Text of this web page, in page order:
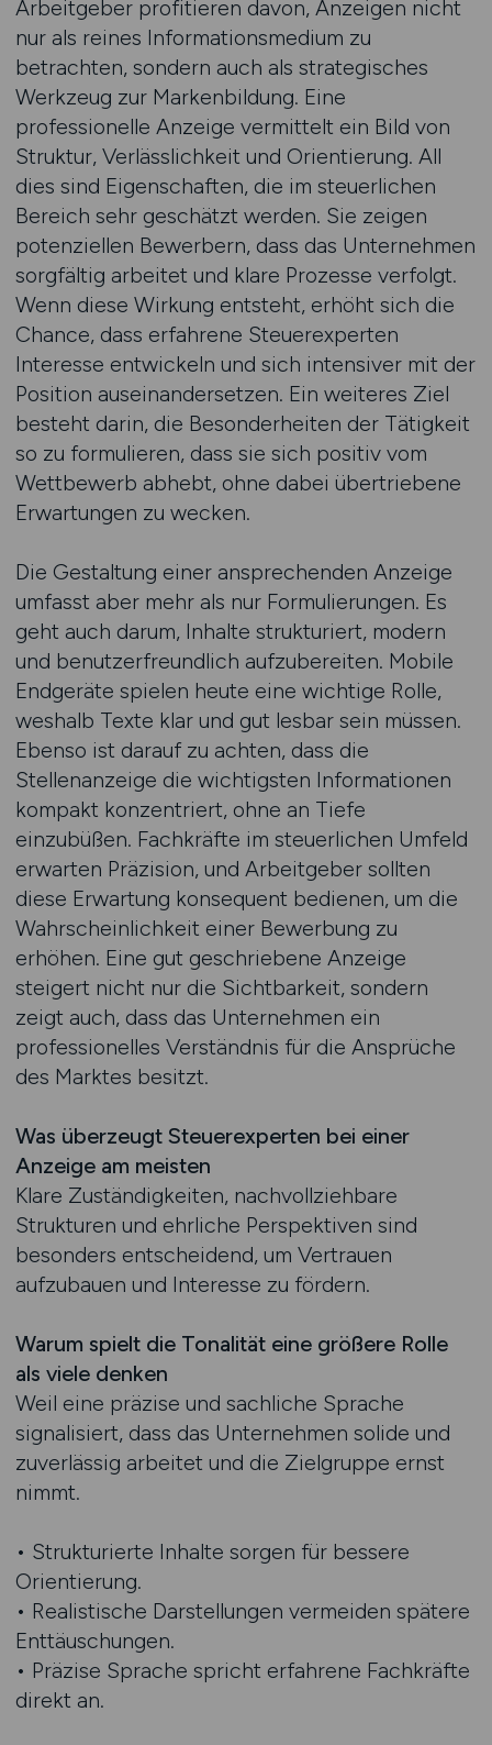
Arbeitgeber profitieren davon, Anzeigen nicht
nur als reines Informationsmedium zu
betrachten, sondern auch als strategisches
Werkzeug zur Markenbildung. Eine
professionelle Anzeige vermittelt ein Bild von
Struktur, Verlässlichkeit und Orientierung. All
dies sind Eigenschaften, die im steuerlichen
Bereich sehr geschätzt werden. Sie zeigen
potenziellen Bewerbern, dass das Unternehmen
sorgfältig arbeitet und klare Prozesse verfolgt.
Wenn diese Wirkung entsteht, erhöht sich die
Chance, dass erfahrene Steuerexperten
Interesse entwickeln und sich intensiver mit der
Position auseinandersetzen. Ein weiteres Ziel
besteht darin, die Besonderheiten der Tätigkeit
so zu formulieren, dass sie sich positiv vom
Wettbewerb abhebt, ohne dabei übertriebene
Erwartungen zu wecken.
Die Gestaltung einer ansprechenden Anzeige
umfasst aber mehr als nur Formulierungen. Es
geht auch darum, Inhalte strukturiert, modern
und benutzerfreundlich aufzubereiten. Mobile
Endgeräte spielen heute eine wichtige Rolle,
weshalb Texte klar und gut lesbar sein müssen.
Ebenso ist darauf zu achten, dass die
Stellenanzeige die wichtigsten Informationen
kompakt konzentriert, ohne an Tiefe
einzubüßen. Fachkräfte im steuerlichen Umfeld
erwarten Präzision, und Arbeitgeber sollten
diese Erwartung konsequent bedienen, um die
Wahrscheinlichkeit einer Bewerbung zu
erhöhen. Eine gut geschriebene Anzeige
steigert nicht nur die Sichtbarkeit, sondern
zeigt auch, dass das Unternehmen ein
professionelles Verständnis für die Ansprüche
des Marktes besitzt.
Was überzeugt Steuerexperten bei einer
Anzeige am meisten
Klare Zuständigkeiten, nachvollziehbare
Strukturen und ehrliche Perspektiven sind
besonders entscheidend, um Vertrauen
aufzubauen und Interesse zu fördern.
Warum spielt die Tonalität eine größere Rolle
als viele denken
Weil eine präzise und sachliche Sprache
signalisiert, dass das Unternehmen solide und
zuverlässig arbeitet und die Zielgruppe ernst
nimmt.
• Strukturierte Inhalte sorgen für bessere
Orientierung.
• Realistische Darstellungen vermeiden spätere
Enttäuschungen.
• Präzise Sprache spricht erfahrene Fachkräfte
direkt an.